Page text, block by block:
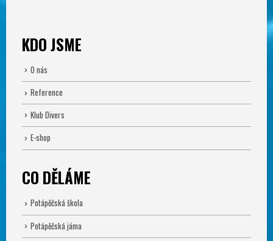
KDO JSME
O nás
Reference
Klub Divers
E-shop
CO DĚLÁME
Potápěčská škola
Potápěčská jáma